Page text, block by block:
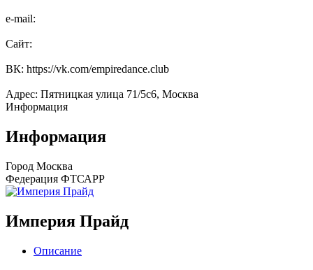
e-mail:
Сайт:
ВК: https://vk.com/empiredance.club
Адрес: Пятницкая улица 71/5с6, Москва
Информация
Информация
Город Москва
Федерация ФТСАРР
Империя Прайд
Описание